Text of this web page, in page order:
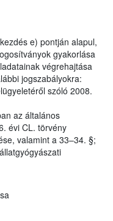
e) pontján alapul,
gyakorlása
végrehajtása
jogszabályokra:
szóló 2008.
az általános
évi CL. törvény
valamint a 33–34. §;